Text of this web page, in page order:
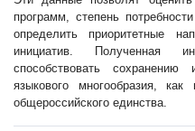
программ, степень
определить приоритетные
инициатив. Полученная
способствовать
языкового многообразия,
общероссийского единства.